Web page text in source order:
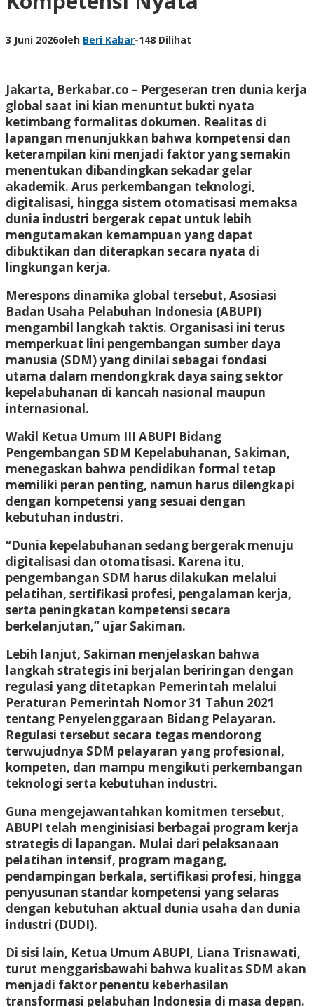
3 Juni 2026oleh Beri Kabar-148 Dilihat
Jakarta, Berkabar.co – Pergeseran tren dunia kerja
global saat ini kian menuntut bukti nyata
ketimbang formalitas dokumen. Realitas di
lapangan menunjukkan bahwa kompetensi dan
keterampilan kini menjadi faktor yang semakin
menentukan dibandingkan sekadar gelar
akademik. Arus perkembangan teknologi,
digitalisasi, hingga sistem otomatisasi memaksa
dunia industri bergerak cepat untuk lebih
mengutamakan kemampuan yang dapat
dibuktikan dan diterapkan secara nyata di
lingkungan kerja.
Merespons dinamika global tersebut, Asosiasi
Badan Usaha Pelabuhan Indonesia (ABUPI)
mengambil langkah taktis. Organisasi ini terus
memperkuat lini pengembangan sumber daya
manusia (SDM) yang dinilai sebagai fondasi
utama dalam mendongkrak daya saing sektor
kepelabuhanan di kancah nasional maupun
internasional.
Wakil Ketua Umum III ABUPI Bidang
Pengembangan SDM Kepelabuhanan, Sakiman,
menegaskan bahwa pendidikan formal tetap
memiliki peran penting, namun harus dilengkapi
dengan kompetensi yang sesuai dengan
kebutuhan industri.
“Dunia kepelabuhanan sedang bergerak menuju
digitalisasi dan otomatisasi. Karena itu,
pengembangan SDM harus dilakukan melalui
pelatihan, sertifikasi profesi, pengalaman kerja,
serta peningkatan kompetensi secara
berkelanjutan,” ujar Sakiman.
Lebih lanjut, Sakiman menjelaskan bahwa
langkah strategis ini berjalan beriringan dengan
regulasi yang ditetapkan Pemerintah melalui
Peraturan Pemerintah Nomor 31 Tahun 2021
tentang Penyelenggaraan Bidang Pelayaran.
Regulasi tersebut secara tegas mendorong
terwujudnya SDM pelayaran yang profesional,
kompeten, dan mampu mengikuti perkembangan
teknologi serta kebutuhan industri.
Guna mengejawantahkan komitmen tersebut,
ABUPI telah menginisiasi berbagai program kerja
strategis di lapangan. Mulai dari pelaksanaan
pelatihan intensif, program magang,
pendampingan berkala, sertifikasi profesi, hingga
penyusunan standar kompetensi yang selaras
dengan kebutuhan aktual dunia usaha dan dunia
industri (DUDI).
Di sisi lain, Ketua Umum ABUPI, Liana Trisnawati,
turut menggarisbawahi bahwa kualitas SDM akan
menjadi faktor penentu keberhasilan
transformasi pelabuhan Indonesia di masa depan.